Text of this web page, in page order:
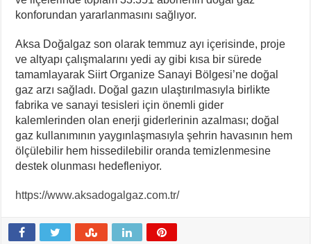
konforundan yararlanmasını sağlıyor.
Aksa Doğalgaz son olarak temmuz ayı içerisinde, proje
ve altyapı çalışmalarını yedi ay gibi kısa bir sürede
tamamlayarak Siirt Organize Sanayi Bölgesi’ne doğal
gaz arzı sağladı. Doğal gazın ulaştırılmasıyla birlikte
fabrika ve sanayi tesisleri için önemli gider
kalemlerinden olan enerji giderlerinin azalması; doğal
gaz kullanımının yaygınlaşmasıyla şehrin havasının hem
ölçülebilir hem hissedilebilir oranda temizlenmesine
destek olunması hedefleniyor.
https://www.aksadogalgaz.com.tr/